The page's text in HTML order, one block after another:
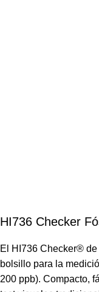
HI736 Checker
El HI736 Checker®
bolsillo para la
200 ppb). Compacto,